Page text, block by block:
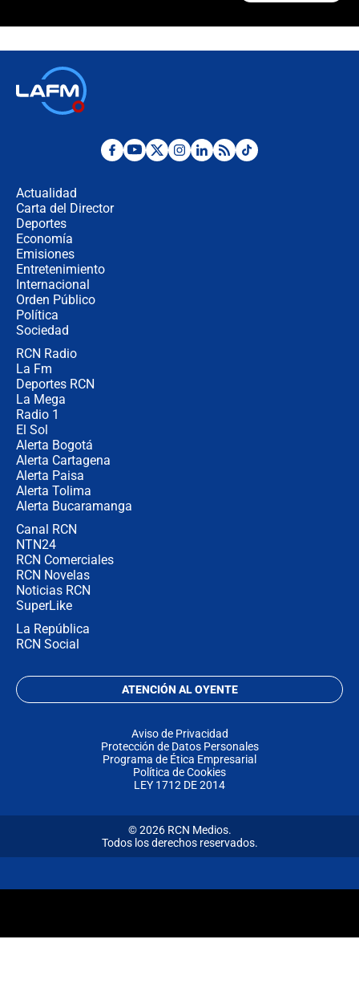
¿Por qué De la Espriella gobernará
Actualidad
Carta del Director
Deportes
Economía
Emisiones
Entretenimiento
Internacional
Orden Público
Política
Sociedad
RCN Radio
La Fm
Deportes RCN
La Mega
Radio 1
El Sol
Alerta Bogotá
Alerta Cartagena
Alerta Paisa
Alerta Tolima
Alerta Bucaramanga
Canal RCN
NTN24
RCN Comerciales
RCN Novelas
Noticias RCN
SuperLike
La República
RCN Social
ATENCIÓN AL OYENTE
Aviso de Privacidad
Protección de Datos Personales
Programa de Ética Empresarial
Política de Cookies
LEY 1712 DE 2014
© 2026 RCN Medios.
Todos los derechos reservados.